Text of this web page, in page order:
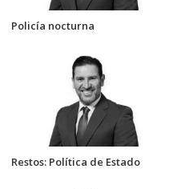
Policía nocturna
Restos: Política de Estado